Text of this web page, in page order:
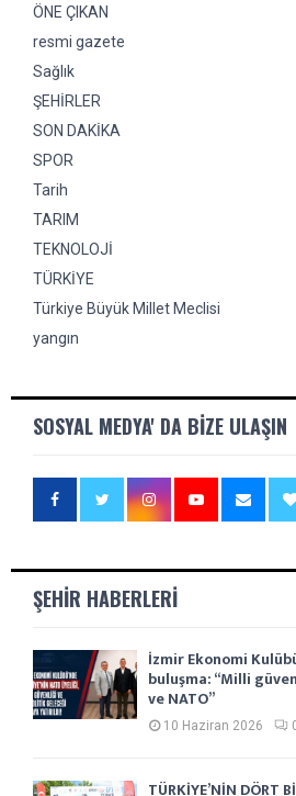
ÖNE ÇIKAN
resmi gazete
Sağlık
ŞEHİRLER
SON DAKİKA
SPOR
Tarih
TARIM
TEKNOLOJİ
TÜRKİYE
Türkiye Büyük Millet Meclisi
yangın
SOSYAL MEDYA' DA BIZE ULAŞIN
ŞEHIR HABERLERI
İzmir Ekonomi
buluşma: “Milli
ve NATO”
10 Haziran 2026
TÜRKİYE’NİN DÖRT